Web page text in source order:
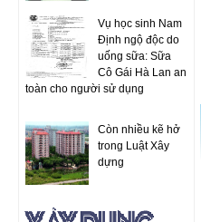
Vụ học sinh Nam
Định ngộ độc do
uống sữa: Sữa
Cô Gái Hà Lan an
toàn cho người sử dụng
Còn nhiều kẽ hở
trong Luật Xây
dựng